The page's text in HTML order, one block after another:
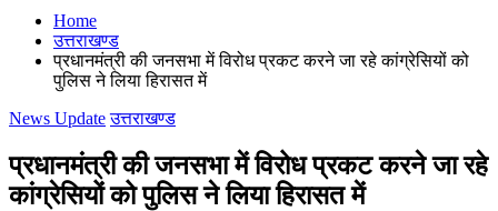
Home
उत्तराखण्ड
प्रधानमंत्री की जनसभा में विरोध प्रकट करने जा रहे कांग्रेसियों को
पुलिस ने लिया हिरासत में
News Update उत्तराखण्ड
प्रधानमंत्री की जनसभा में विरोध प्रकट करने जा रहे
कांग्रेसियों को पुलिस ने लिया हिरासत में